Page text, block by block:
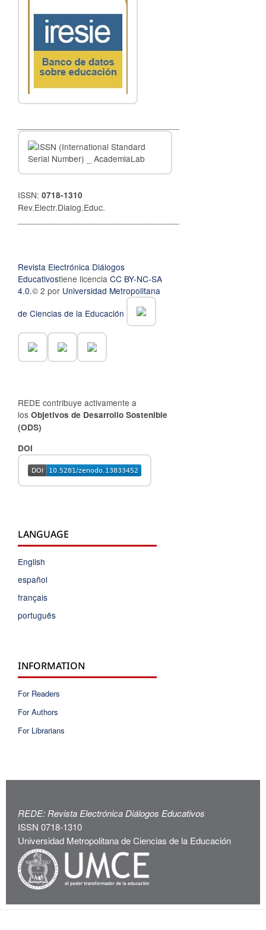
ISSN: 0718-1310
Rev.Electr.Dialog.Educ.
Revista Electrónica Diálogos
Educativostiene licencia CC BY-NC-SA
4.0.© 2 por Universidad Metropolitana
de Ciencias de la Educación
REDE contribuye activamente a
los Objetivos de Desarrollo Sostenible
(ODS)
DOI
LANGUAGE
English
español
français
português
INFORMATION
For Readers
For Authors
For Librarians
REDE: Revista Electrónica Diálogos Educativos
ISSN 0718-1310
Universidad Metropolitana de Ciencias de la Educación